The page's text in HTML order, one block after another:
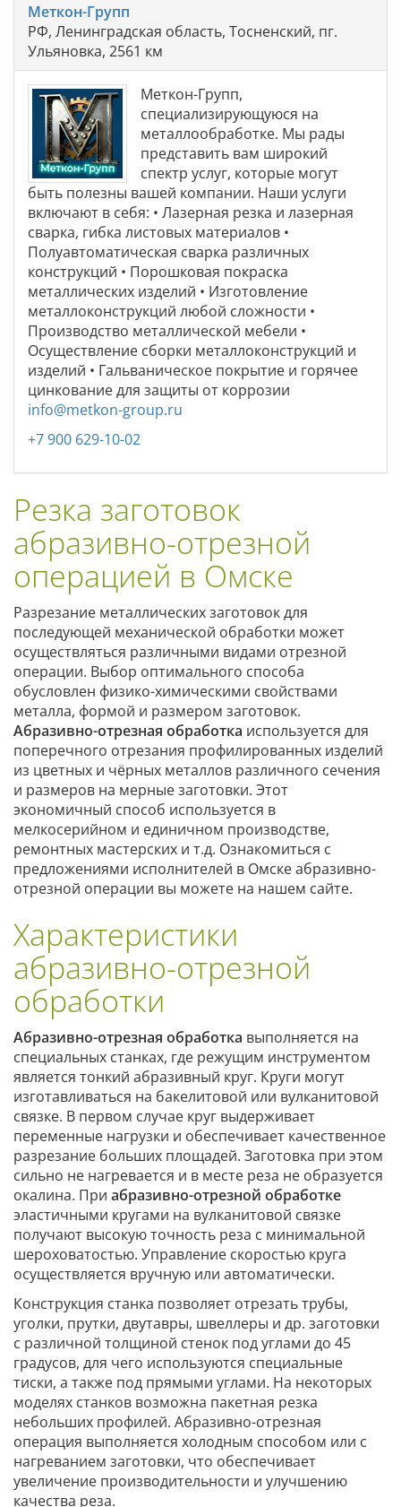
Меткон-Групп
РФ, Ленинградская область, Тосненский, пг.
Ульяновка, 2561 км
Меткон-Групп,
специализирующуюся на
металлообработке. Мы рады
представить вам широкий
спектр услуг, которые могут
быть полезны вашей компании. Наши услуги
включают в себя: • Лазерная резка и лазерная
сварка, гибка листовых материалов •
Полуавтоматическая сварка различных
конструкций • Порошковая покраска
металлических изделий • Изготовление
металлоконструкций любой сложности •
Производство металлической мебели •
Осуществление сборки металлоконструкций и
изделий • Гальваническое покрытие и горячее
цинкование для защиты от коррозии
info@metkon-group.ru
+7 900 629-10-02
Резка заготовок
абразивно-отрезной
операцией в Омске
Разрезание металлических заготовок для
последующей механической обработки может
осуществляться различными видами отрезной
операции. Выбор оптимального способа
обусловлен физико-химическими свойствами
металла, формой и размером заготовок.
Абразивно-отрезная обработка используется для
поперечного отрезания профилированных изделий
из цветных и чёрных металлов различного сечения
и размеров на мерные заготовки. Этот
экономичный способ используется в
мелкосерийном и единичном производстве,
ремонтных мастерских и т.д. Ознакомиться с
предложениями исполнителей в Омске абразивно-
отрезной операции вы можете на нашем сайте.
Характеристики
абразивно-отрезной
обработки
Абразивно-отрезная обработка выполняется на
специальных станках, где режущим инструментом
является тонкий абразивный круг. Круги могут
изготавливаться на бакелитовой или вулканитовой
связке. В первом случае круг выдерживает
переменные нагрузки и обеспечивает качественное
разрезание больших площадей. Заготовка при этом
сильно не нагревается и в месте реза не образуется
окалина. При абразивно-отрезной обработке
эластичными кругами на вулканитовой связке
получают высокую точность реза с минимальной
шероховатостью. Управление скоростью круга
осуществляется вручную или автоматически.
Конструкция станка позволяет отрезать трубы,
уголки, прутки, двутавры, швеллеры и др. заготовки
с различной толщиной стенок под углами до 45
градусов, для чего используются специальные
тиски, а также под прямыми углами. На некоторых
моделях станков возможна пакетная резка
небольших профилей. Абразивно-отрезная
операция выполняется холодным способом или с
нагреванием заготовки, что обеспечивает
увеличение производительности и улучшению
качества реза.